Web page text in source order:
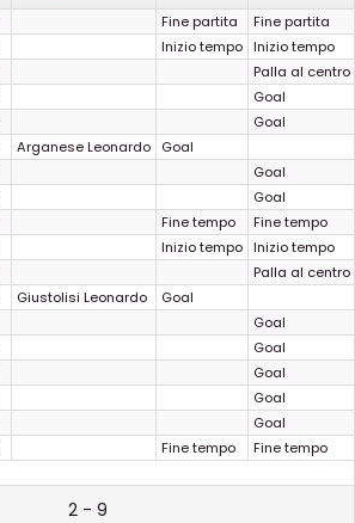
Fine partita
Fine partita
Inizio tempo Inizio tempo
Palla al centro
Goal
Goal
Arganese Leonardo
Goal
Goal
Goal
Fine tempo
Fine tempo
Inizio tempo Inizio tempo
Palla al centro
Giustolisi Leonardo
Goal
Goal
Goal
Goal
Goal
Goal
Fine tempo Fine tempo
2 - 9